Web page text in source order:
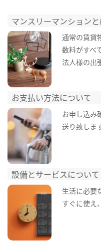
マンスリーマンションと
通常の賃貸
数料がすべ
法人様の出
お支払い方法について
お申し込み
送り致しま
設備とサービスについて
生活に必要
すぐに使え